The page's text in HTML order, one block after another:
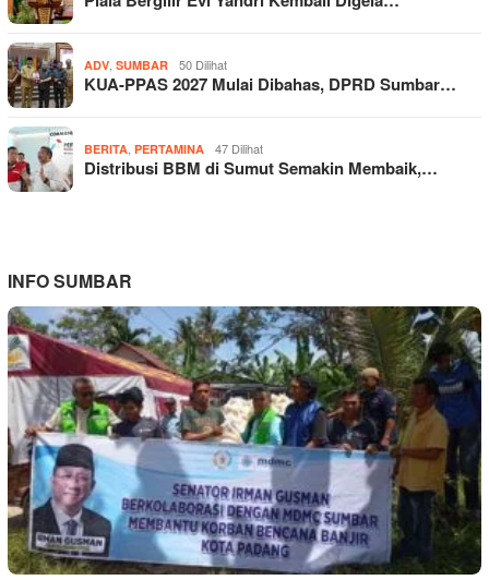
ADV SUMBAR 50 Dilihat
KUA-PPAS 2027 Mulai Dibahas, DPRD Sumbar…
BERITA PERTAMINA 47 Dilihat
Distribusi BBM di Sumut Semakin Membaik,…
INFO SUMBAR